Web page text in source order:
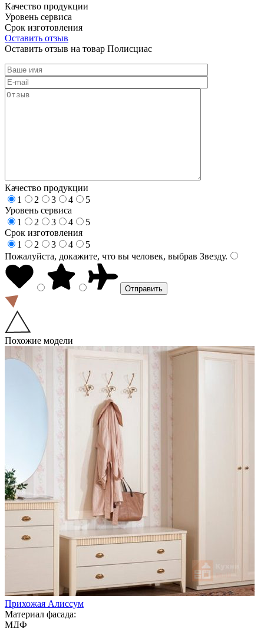
Качество продукции
Уровень сервиса
Срок изготовления
Оставить отзыв
Оставить отзыв на товар Полисциас
Качество продукции
1
2 3 4
5
Уровень сервиса
1
2 3 4
5
Срок изготовления
1
2 3 4
5
Пожалуйста, докажите, что вы человек, выбрав Звезду.
Похожие модели
Прихожая Алиссум
Материал фасада:
МДФ